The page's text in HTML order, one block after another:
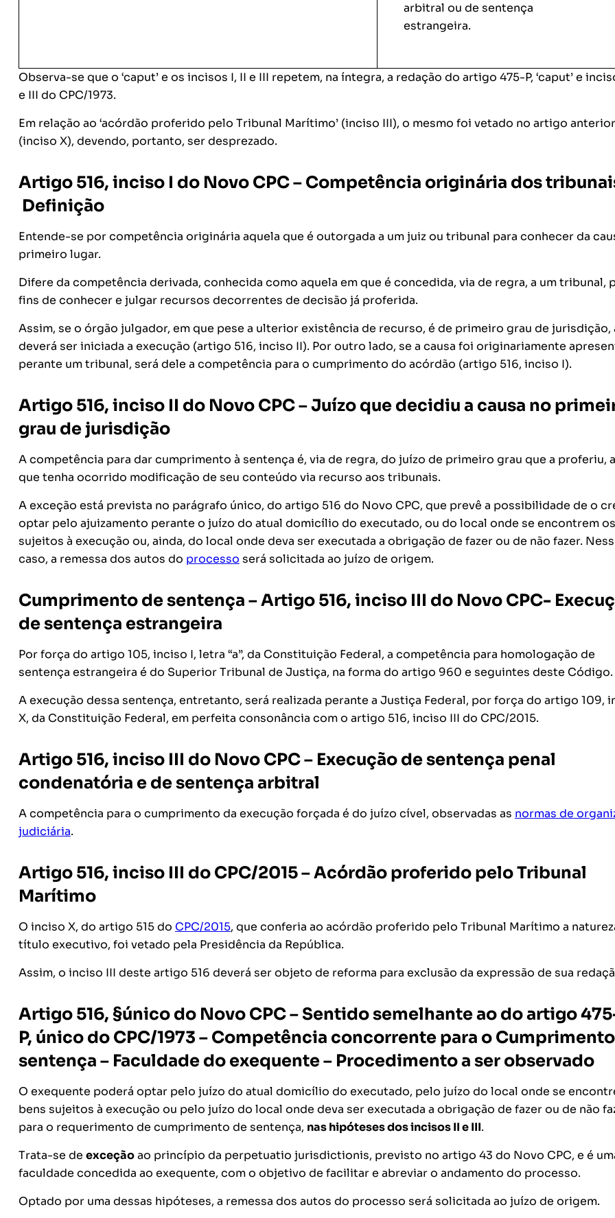
arbitral ou de sentença
estrangeira.
Observa-se que o ‘caput’ e os incisos I, II e III repetem, na íntegra, a redação do artigo 475-P, ‘caput’ e
e III do CPC/1973.
Em relação ao ‘acórdão proferido pelo Tribunal Marítimo’ (inciso III), o mesmo foi vetado no artigo anterior
(inciso X), devendo, portanto, ser desprezado.
Artigo 516, inciso I do Novo CPC – Competência originária dos
Definição
Entende-se por competência originária aquela que é outorgada a um juiz ou tribunal para conhecer da
primeiro lugar.
Difere da competência derivada, conhecida como aquela em que é concedida, via de regra, a um tribunal,
fins de conhecer e julgar recursos decorrentes de decisão já proferida.
Assim, se o órgão julgador, em que pese a ulterior existência de recurso, é de primeiro grau de jurisdição,
deverá ser iniciada a execução (artigo 516, inciso II). Por outro lado, se a causa foi originariamente
perante um tribunal, será dele a competência para o cumprimento do acórdão (artigo 516, inciso I).
Artigo 516, inciso II do Novo CPC – Juízo que decidiu a causa no
grau de jurisdição
A competência para dar cumprimento à sentença é, via de regra, do juízo de primeiro grau que a proferiu,
que tenha ocorrido modificação de seu conteúdo via recurso aos tribunais.
A exceção está prevista no parágrafo único, do artigo 516 do Novo CPC, que prevê a possibilidade de o
optar pelo ajuizamento perante o juízo do atual domicílio do executado, ou do local onde se encontrem
sujeitos à execução ou, ainda, do local onde deva ser executada a obrigação de fazer ou de não fazer.
caso, a remessa dos autos do processo será solicitada ao juízo de origem.
Cumprimento de sentença – Artigo 516, inciso III do Novo CPC-
de sentença estrangeira
Por força do artigo 105, inciso I, letra “a”, da Constituição Federal, a competência para homologação de
sentença estrangeira é do Superior Tribunal de Justiça, na forma do artigo 960 e seguintes deste Código.
A execução dessa sentença, entretanto, será realizada perante a Justiça Federal, por força do artigo 109,
X, da Constituição Federal, em perfeita consonância com o artigo 516, inciso III do CPC/2015.
Artigo 516, inciso III do Novo CPC – Execução de sentença penal
condenatória e de sentença arbitral
A competência para o cumprimento da execução forçada é do juízo cível, observadas as normas de
judiciária.
Artigo 516, inciso III do CPC/2015 – Acórdão proferido pelo Tribunal
Marítimo
O inciso X, do artigo 515 do CPC/2015, que conferia ao acórdão proferido pelo Tribunal Marítimo a
título executivo, foi vetado pela Presidência da República.
Assim, o inciso III deste artigo 516 deverá ser objeto de reforma para exclusão da expressão de sua
Artigo 516, §único do Novo CPC – Sentido semelhante ao do artigo
P, único do CPC/1973 – Competência concorrente para o
sentença – Faculdade do exequente – Procedimento a ser observado
O exequente poderá optar pelo juízo do atual domicílio do executado, pelo juízo do local onde se
bens sujeitos à execução ou pelo juízo do local onde deva ser executada a obrigação de fazer ou de não
para o requerimento de cumprimento de sentença, nas hipóteses dos incisos II e III.
Trata-se de exceçãoao princípio da perpetuatio jurisdictionis, previsto no artigo 43 do Novo CPC, e é
faculdade concedida ao exequente, com o objetivo de facilitar e abreviar o andamento do processo.
Optado por uma dessas hipóteses, a remessa dos autos do processo será solicitada ao juízo de origem.